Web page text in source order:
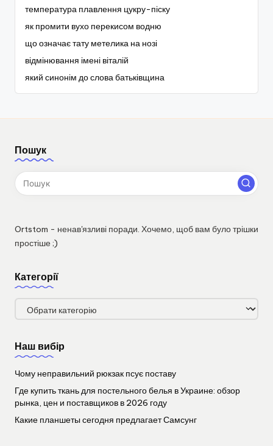
температура плавлення цукру-піску
як промити вухо перекисом водню
що означає тату метелика на нозі
відмінювання імені віталій
який синонім до слова батьківщина
Пошук
Ortstom - ненав'язливі поради. Хочемо, щоб вам було трішки
простіше ;)
Категорії
Категорії
Наш вибір
Чому неправильний рюкзак псує поставу
Где купить ткань для постельного белья в Украине: обзор
рынка, цен и поставщиков в 2026 году
Какие планшеты сегодня предлагает Самсунг